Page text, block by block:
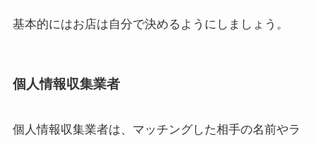
基本的にはお店は自分で決めるようにしましょう。
個人情報収集業者
個人情報収集業者は、マッチングした相手の名前やラ